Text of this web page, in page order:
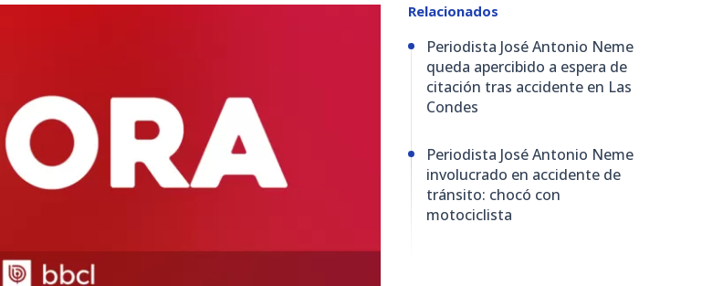
Relacionados
Periodista José Antonio Neme
queda apercibido a espera de
citación tras accidente en Las
Condes
Periodista José Antonio Neme
involucrado en accidente de
tránsito: chocó con
motociclista